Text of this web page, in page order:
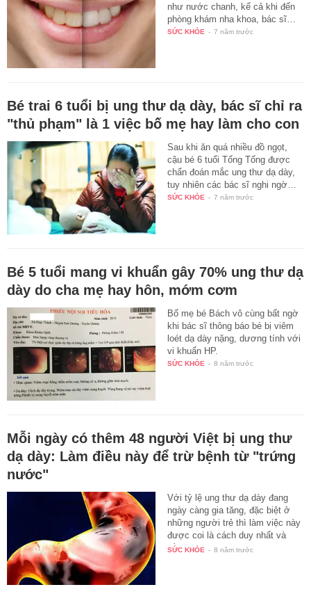
như nước chanh, kể cả khi đến
phòng khám nha khoa, bác sĩ…
SỨC KHỎE - 7 năm trước
Bé trai 6 tuổi bị ung thư dạ dày, bác sĩ chỉ ra
"thủ phạm" là 1 việc bố mẹ hay làm cho con
Sau khi ăn quá nhiều đồ ngọt,
cậu bé 6 tuổi Tống Tống được
chẩn đoán mắc ung thư dạ dày,
tuy nhiên các bác sĩ nghi ngờ…
SỨC KHỎE - 7 năm trước
Bé 5 tuổi mang vi khuẩn gây 70% ung thư dạ
dày do cha mẹ hay hôn, mớm cơm
Bố mẹ bé Bách vô cùng bất ngờ
khi bác sĩ thông báo bé bị viêm
loét dạ dày nặng, dương tính với
vi khuẩn HP.
SỨC KHỎE - 8 năm trước
Mỗi ngày có thêm 48 người Việt bị ung thư
dạ dày: Làm điều này để trừ bệnh từ "trứng
nước"
Với tỷ lệ ung thư dạ dày đang
ngày càng gia tăng, đặc biệt ở
những người trẻ thì làm việc này
được coi là cách duy nhất và
tốt…
SỨC KHỎE - 8 năm trước